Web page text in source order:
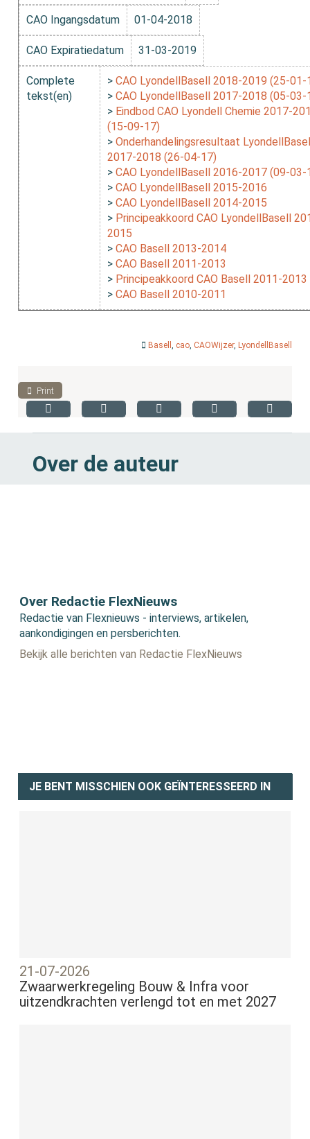
CAO Ingangsdatum 01-04-2018
CAO Expiratiedatum 31-03-2019
Complete
tekst(en)
>CAO LyondellBasell 2018-2019 (25-01-
>CAO LyondellBasell 2017-2018 (05-03-
> Eindbod CAO Lyondell Chemie 2017-
(15-09-17)
>Onderhandelingsresultaat
2017-2018 (26-04-17)
>CAO LyondellBasell 2016-2017 (09-03-
>CAO LyondellBasell 2015-2016
>CAO LyondellBasell 2014-2015
> Principeakkoord CAO LyondellBasell
2015
>CAO Basell 2013-2014
>CAO Basell 2011-2013
> Principeakkoord CAO Basell 2011-2013
>CAO Basell 2010-2011
Basell , cao, CAOWijzer, LyondellBasell
Print
Over de auteur
Over Redactie FlexNieuws
Redactie van Flexnieuws - interviews, artikelen,
aankondigingen en persberichten.
Bekijk alle berichten van Redactie FlexNieuws
JE BENT MISSCHIEN OOK GEÏNTERESSEERD IN
21-07-2026
Zwaarwerkregeling Bouw & Infra voor
uitzendkrachten verlengd tot en met 2027